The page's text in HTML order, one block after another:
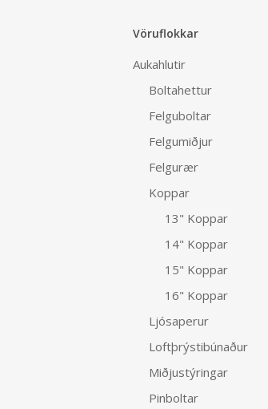
Vöruflokkar
Aukahlutir
Boltahettur
Felguboltar
Felgumiðjur
Felgurær
Koppar
13" Koppar
14" Koppar
15" Koppar
16" Koppar
Ljósaperur
Loftþrýstibúnaður
Miðjustýringar
Pinboltar